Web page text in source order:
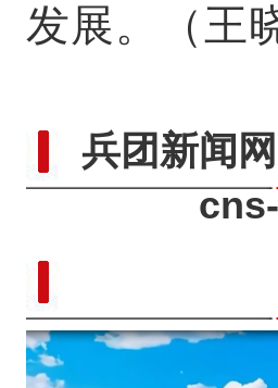
发展。（王
兵团新闻网
cns-